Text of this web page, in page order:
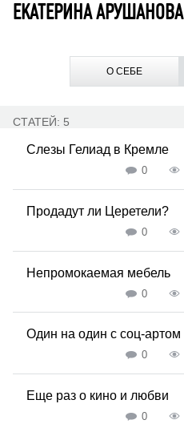
ЕКАТЕРИНА АРУШАНОВА
О СЕБЕ
СТАТЕЙ: 5
Слезы Гелиад в Кремле
0
Продадут ли Церетели?
0
Непромокаемая мебель
0
Один на один с соц-артом
0
Еще раз о кино и любви
0